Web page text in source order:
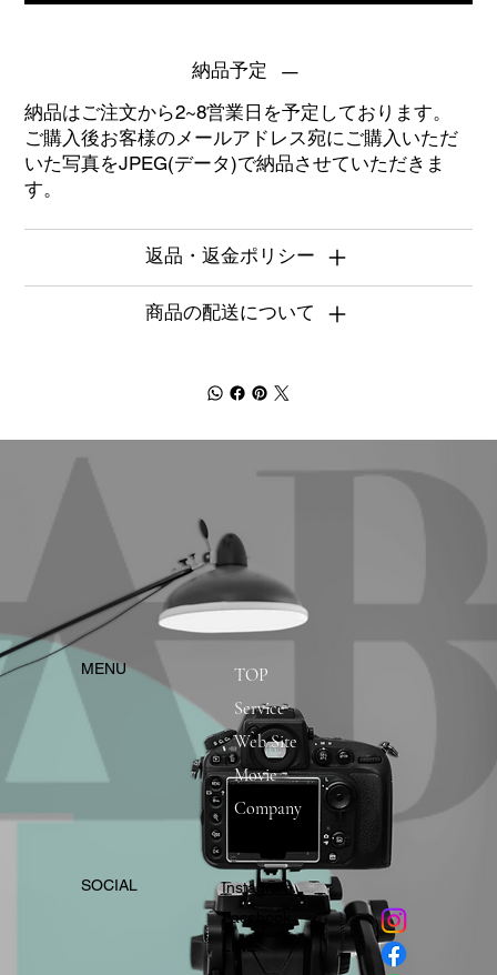
納品予定
納品はご注文から2~8営業日を予定しております。
ご購入後お客様のメールアドレス宛にご購入いただ
いた写真をJPEG(データ)で納品させていただきま
す。
返品・返金ポリシー
商品の配送について
​MENU
TOP
Service
Web Site
Movie
Company
​SOCIAL
Instagram
​Facebook